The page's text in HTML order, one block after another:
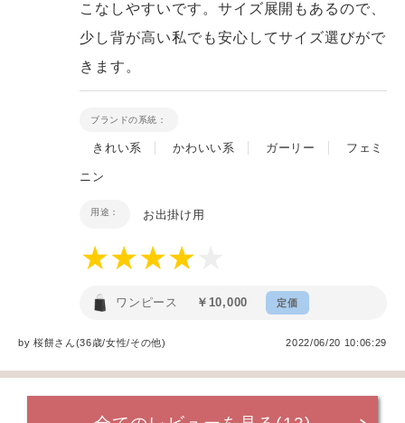
こなしやすいです。サイズ展開もあるので、
少し背が高い私でも安心してサイズ選びがで
きます。
ブランドの系統：
きれい系 かわいい系 ガーリー フェミ
ニン
用途： お出掛け用
ワンピース ￥10,000 定価
by桜餅さん(36歳/女性/その他) 2022/06/20 10:06:29